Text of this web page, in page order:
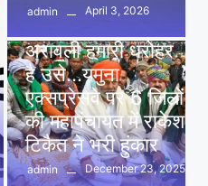
admin
April 3, 2026
अरावली हमारी धरोहर
है उसे…यमुना
एक्सप्रेसवे पर 6 जिलों
की महापंचायत में राकेश
टिकैत ने भरी हुंकार
admin December 23, 2025